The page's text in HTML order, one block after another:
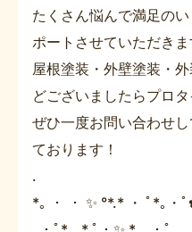
たくさん悩んで満足の
ポートさせていただきま
屋根塗装・外壁塗装・
どございましたらプロ
ぜひ一度お問い合わせ
ております！
.
*｡ ・ ・ ✨ °*.* ・ ﾟ*｡・